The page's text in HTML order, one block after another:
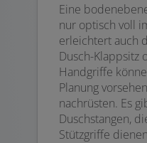
Eine
nur optisch voll
erleichtert auch
Dusch-Klappsitz
Handgriffe
Planung
nachrüsten. Es
Duschstangen,
Stützgriffe